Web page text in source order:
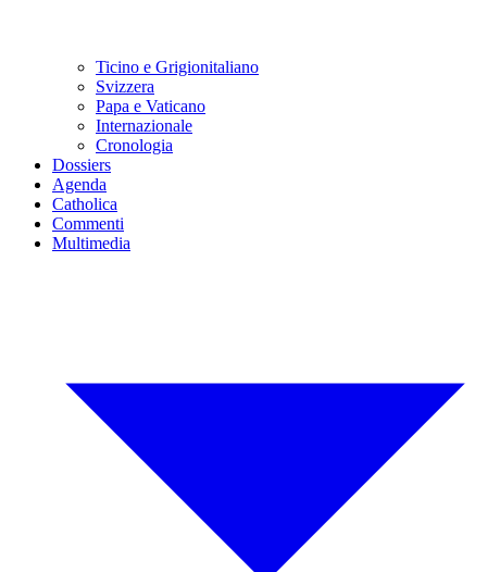
Ticino e Grigionitaliano
Svizzera
Papa e Vaticano
Internazionale
Cronologia
Dossiers
Agenda
Catholica
Commenti
Multimedia